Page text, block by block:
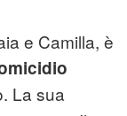
e Camilla, è
La sua